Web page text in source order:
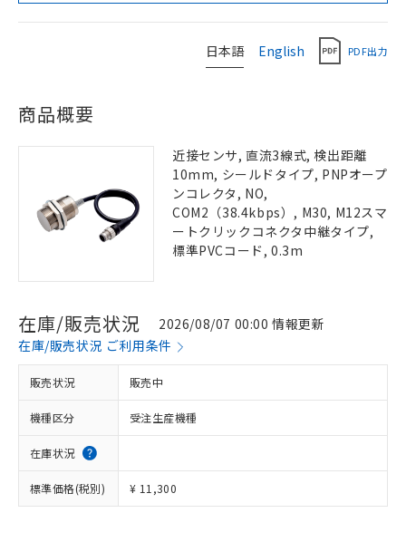
日本語 English PDF出力
商品概要
近接センサ, 直流3線式, 検出距離
10mm, シールドタイプ, PNPオープ
ンコレクタ, NO,
COM2（38.4kbps）, M30, M12スマ
ートクリックコネクタ中継タイプ,
標準PVCコード, 0.3m
在庫/販売状況
2026/08/07 00:00 情報更新
在庫/販売状況 ご利用条件
販売状況 販売中
機種区分 受注生産機種
在庫状況
標準価格(税別) ¥ 11,300